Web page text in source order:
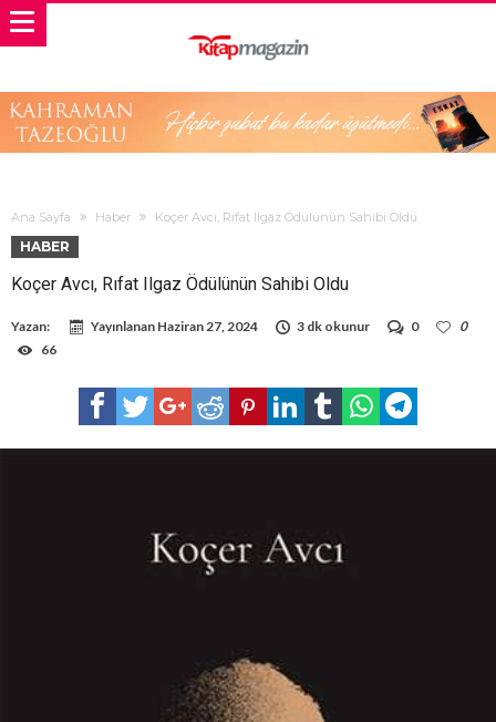
Ana Sayfa Haber Koçer Avcı, Rıfat Ilgaz Ödülünün Sahibi Oldu
HABER
Koçer Avcı, Rıfat Ilgaz Ödülünün Sahibi Oldu
Yazan: Yayınlanan Haziran 27, 2024 3 dk okunur 0
0
66